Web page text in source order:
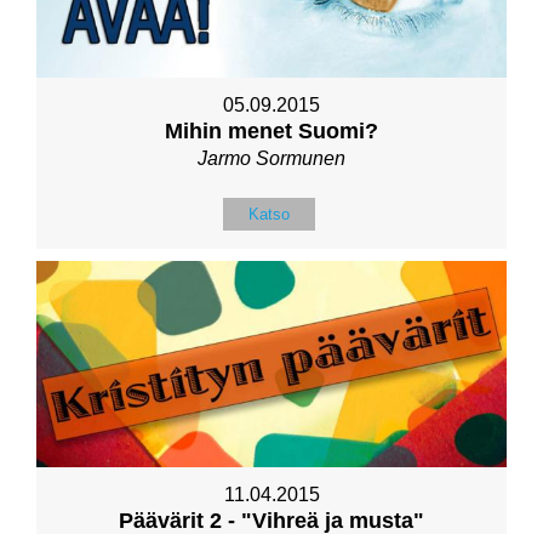
05.09.2015
Mihin menet Suomi?
Jarmo Sormunen
Katso
11.04.2015
Päävärit 2 - "Vihreä ja musta"